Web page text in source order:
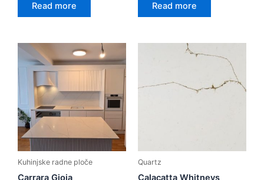
Read more Read more
Kuhinjske radne ploče
Carrara Gioia
Quartz
Calacatta Whitneys